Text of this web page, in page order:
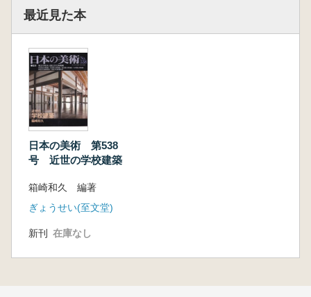
最近見た本
日本の美術 第538
号 近世の学校建築
箱崎和久 編著
ぎょうせい(至文堂)
新刊 在庫なし